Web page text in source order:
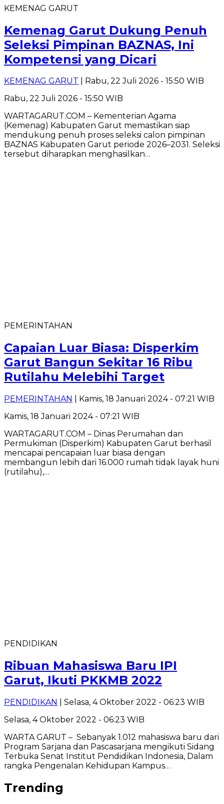
KEMENAG GARUT
Kemenag Garut Dukung Penuh
Seleksi Pimpinan BAZNAS, Ini
Kompetensi yang Dicari
KEMENAG GARUT | Rabu, 22 Juli 2026 - 15:50 WIB
Rabu, 22 Juli 2026 - 15:50 WIB
WARTAGARUT.COM – Kementerian Agama
(Kemenag) Kabupaten Garut memastikan siap
mendukung penuh proses seleksi calon pimpinan
BAZNAS Kabupaten Garut periode 2026–2031. Seleksi
tersebut diharapkan menghasilkan…
PEMERINTAHAN
Capaian Luar Biasa: Disperkim
Garut Bangun Sekitar 16 Ribu
Rutilahu Melebihi Target
PEMERINTAHAN
| Kamis, 18 Januari 2024 - 07:21 WIB
Kamis, 18 Januari 2024 - 07:21 WIB
WARTAGARUT.COM – Dinas Perumahan dan
Permukiman (Disperkim) Kabupaten Garut berhasil
mencapai pencapaian luar biasa dengan
membangun lebih dari 16.000 rumah tidak layak huni
(rutilahu),…
PENDIDIKAN
Ribuan Mahasiswa Baru IPI
Garut, Ikuti PKKMB 2022
PENDIDIKAN
| Selasa, 4 Oktober 2022 - 06:23 WIB
Selasa, 4 Oktober 2022 - 06:23 WIB
WARTA GARUT – Sebanyak 1.012 mahasiswa baru dari
Program Sarjana dan Pascasarjana mengikuti Sidang
Terbuka Senat Institut Pendidikan Indonesia, Dalam
rangka Pengenalan Kehidupan Kampus…
Trending